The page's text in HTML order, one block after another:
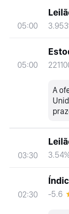
05:00
05:00
A
03:30
02:30 -5.6